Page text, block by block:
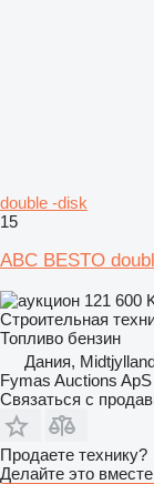
double -disk
15
ABC BESTO
121 600
Строительная
Топливо бензин
Дания,
Fymas Auctions
Связаться с
Продаете технику?
Делайте это